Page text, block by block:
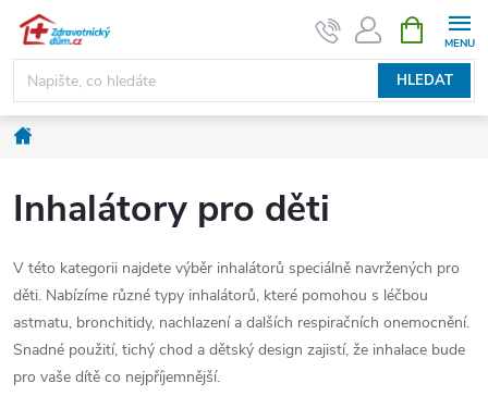
Přejít
obsah
HLEDAT
NÁKUPNÍ
KOŠÍK
Domů
Inhalátory pro děti
V této kategorii najdete výběr inhalátorů speciálně navržených pro
děti. Nabízíme různé typy inhalátorů, které pomohou s léčbou
astmatu, bronchitidy, nachlazení a dalších respiračních onemocnění.
Snadné použití, tichý chod a dětský design zajistí, že inhalace bude
pro vaše dítě co nejpříjemnější.